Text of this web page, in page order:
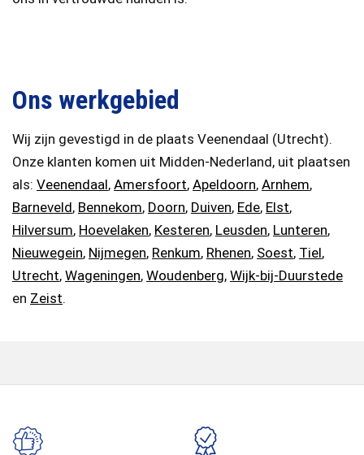
Ons werkgebied
Wij zijn gevestigd in de plaats Veenendaal (Utrecht).
Onze klanten komen uit Midden-Nederland, uit plaatsen
als: Veenendaal, Amersfoort, Apeldoorn, Arnhem,
Barneveld, Bennekom, Doorn, Duiven, Ede, Elst,
Hilversum, Hoevelaken, Kesteren, Leusden, Lunteren,
Nieuwegein, Nijmegen, Renkum, Rhenen, Soest, Tiel,
Utrecht, Wageningen, Woudenberg, Wijk-bij-Duurstede
en Zeist.